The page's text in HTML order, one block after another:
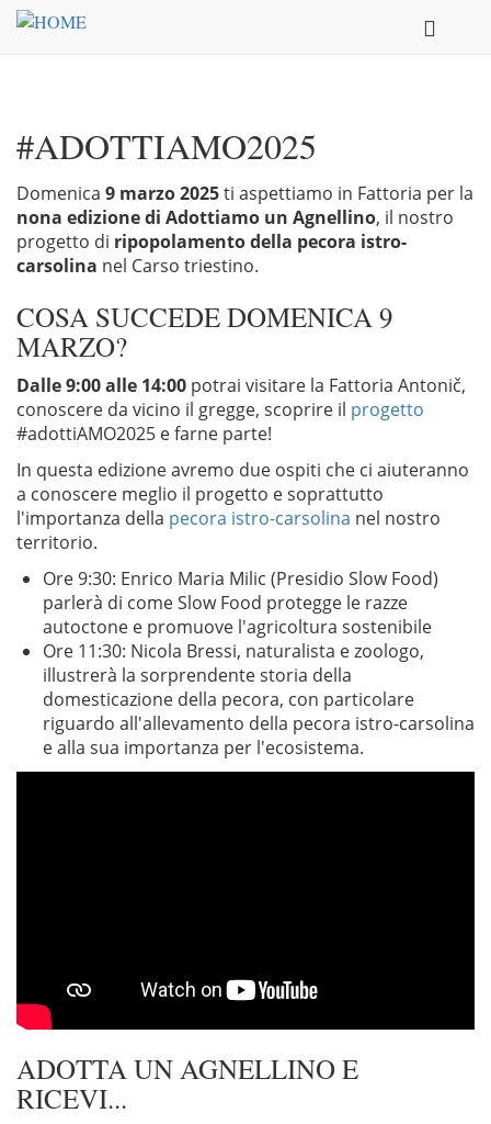
Salta al contenuto principale
Toggle
#ADOTTIAMO2025
Domenica 9 marzo 2025ti aspettiamo in Fattoria per la
nona edizione di Adottiamo un Agnellino, il nostro
progetto di ripopolamento della pecora istro-
carsolina nel Carso triestino.
COSA SUCCEDE DOMENICA 9
MARZO?
Dalle 9:00 alle 14:00 potrai visitare la Fattoria Antonič,
conoscere da vicino il gregge, scoprire il progetto
#adottiAMO2025 e farne parte!
In questa edizione avremo due ospiti che ci aiuteranno
a conoscere meglio il progetto e soprattutto
l'importanza della pecora istro-carsolina nel nostro
territorio.
Ore 9:30: Enrico Maria Milic (Presidio Slow Food)
parlerà di come Slow Food protegge le razze
autoctone e promuove l'agricoltura sostenibile
Ore 11:30: Nicola Bressi, naturalista e zoologo,
illustrerà la sorprendente storia della
domesticazione della pecora, con particolare
riguardo all'allevamento della pecora istro-carsolina
e alla sua importanza per l'ecosistema.
ADOTTA UN AGNELLINO E
RICEVI...